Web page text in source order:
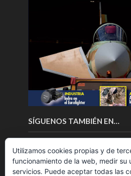
SÍGUENOS TAMBIÉN EN…
Utilizamos cookies propias y de
funcionamiento de la web, medir su
servicios. Puede aceptar todas las